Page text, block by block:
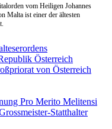
vom Heiligen Johannes
Malta ist einer der ältesten
Österreich
von Österreich
Pro Merito Melitensi
Statthalter